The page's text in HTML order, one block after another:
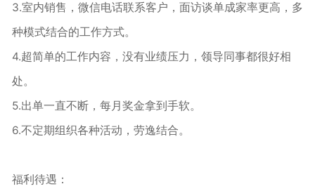
3.室内销售，微信电话联系客户，面访谈单成家率更高，多
种模式结合的工作方式。
4.超简单的工作内容，没有业绩压力，领导同事都很好相
处。
5.出单一直不断，每月奖金拿到手软。
6.不定期组织各种活动，劳逸结合。
福利待遇：